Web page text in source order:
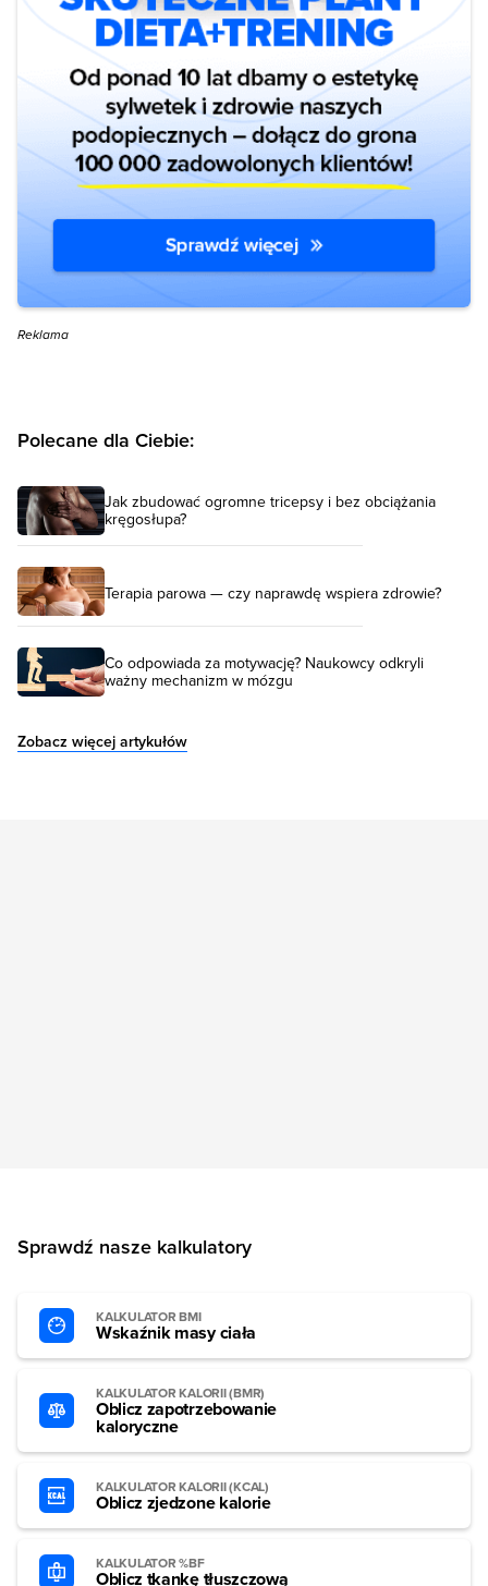
Reklama
Polecane dla Ciebie:
Jak zbudować ogromne tricepsy i bez obciążania
kręgosłupa?
Terapia parowa — czy naprawdę wspiera zdrowie?
Co odpowiada za motywację? Naukowcy odkryli
ważny mechanizm w mózgu
Zobacz więcej artykułów
Sprawdź nasze kalkulatory
KALKULATOR BMI
Wskaźnik masy ciała
KALKULATOR KALORII (BMR)
Oblicz zapotrzebowanie
kaloryczne
KALKULATOR KALORII (KCAL)
Oblicz zjedzone kalorie
KALKULATOR %BF
Oblicz tkankę tłuszczową